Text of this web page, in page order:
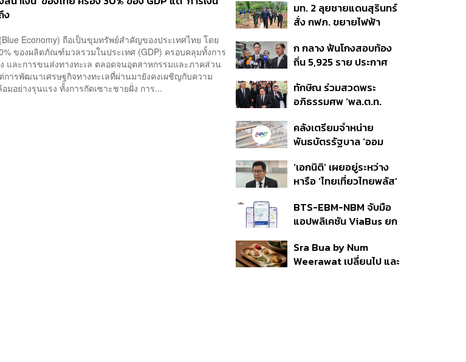
ง
(Blue Economy) ถือเป็นขุมทรัพย์สำคัญของประเทศไทย โดย
ของผลิตภัณฑ์มวลรวมในประเทศ (GDP) ครอบคลุมทั้งการ
และการขนส่งทางทะเล ตลอดจนอุตสาหกรรมและภาคส่วน
ารพัฒนาเศรษฐกิจทางทะเลที่ผ่านมายังคงเผชิญกับความ
มอย่างรุนแรง ทั้งการกัดเซาะชายฝั่ง การ...
ชายแดน ท่าเรือน้ำลึก
ทวาย
มท. 2 ลุยชายแดนสุรินทร์
สั่ง กฟภ. ขยายไฟฟ้า
350’ เสริมความมั่นคง
ชายแดน
ก กลาง ฟันโกงสอบท้อง
ถิ่น 5,925 ราย ประกาศ
ราย รอ ป.ป.ช. ขีดเส้นแล้ว
เสร็จ 31 ส.ค.
ทักษิณ ร่วมสวดพระ
อภิธรรมศพ ‘พล.ต.ท.
สิน’ สิริอายุ 103 ปี แกนนำ
เพื่อไทย-บุคคลหลาก
คลังเตรียมจำหน่าย
พันธบัตรรัฐบาล ‘ออม
ก.ย.นี้ อาจเพิ่มสัดส่วนการ
ขายแบบ Small Lot First
‘เอกนิติ’ เผยอยู่ระหว่าง
หารือ ‘ไทยเที่ยวไทยพลัส’
แสนล้าน มั่นใจงบต่อ ‘ไทย
ช่วยไทย พลัส’ เฟส 2 มี
BTS-EBM-NBM จับมือ
แอปพลิเคชัน ViaBus ยก
รถไฟฟ้า 3 สายแบบเรียล
ไทม์
Sra Bua by Num
Weerawat เปลี่ยนไป และ